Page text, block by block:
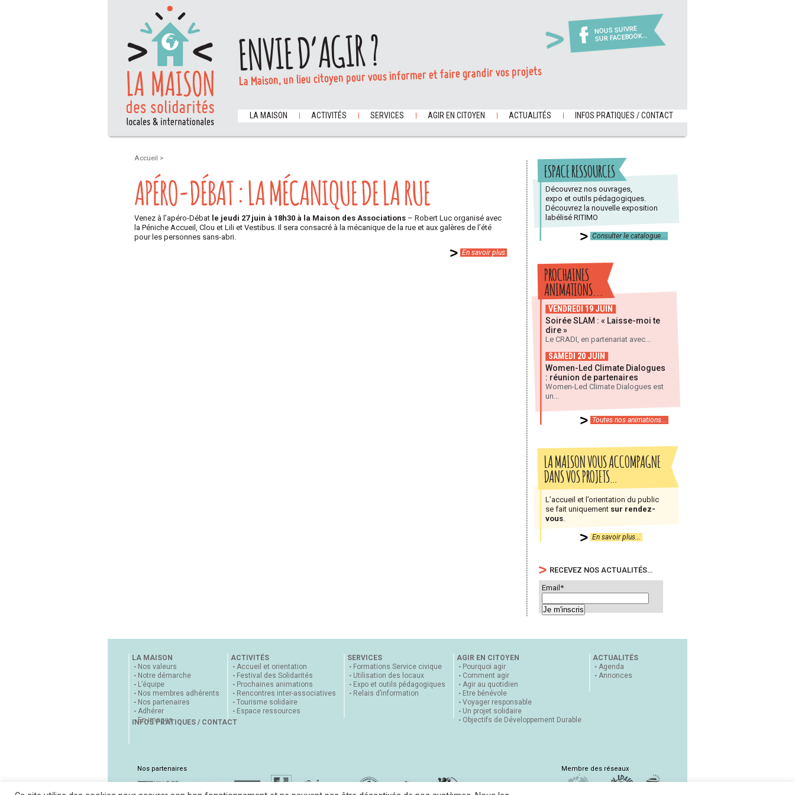
NOUS SUIVRE
SUR FACEBOOK...
ENVIE D’AGIR ?
La Maison, un lieu citoyen pour vous informer et faire grandir vos projets
LA MAISON ACTIVITÉS SERVICES AGIR EN CITOYEN ACTUALITÉS INFOS PRATIQUES / CONTACT
Accueil >
APÉRO-DÉBAT : LA MÉCANIQUE DE LA RUE
Venez à l’apéro-Débat le jeudi 27 juin à 18h30 à la Maison des Associations – Robert Luc organisé avec
la Péniche Accueil, Clou et Lili et Vestibus. Il sera consacré à la mécanique de la rue et aux galères de l’été
pour les personnes sans-abri.
En savoir plus
ESPACE RESSOURCES
Découvrez nos ouvrages,
expo et outils pédagogiques.
Découvrez la nouvelle exposition
labélisé RITIMO
Consulter le catalogue...
PROCHAINES
ANIMATIONS...
VENDREDI 19 JUIN
Soirée SLAM : « Laisse-moi te
dire »
Le CRADI, en partenariat avec...
SAMEDI 20 JUIN
Women-Led Climate Dialogues
: réunion de partenaires
Women-Led Climate Dialogues est
un...
Toutes nos animations...
LA MAISON VOUS ACCOMPAGNE
DANS VOS PROJETS…
L’accueil et l’orientation du public
se fait uniquement sur rendez-
vous
En savoir plus...
RECEVEZ NOS ACTUALITÉS…
Email*
LA MAISON
Nos valeurs
Notre démarche
L’équipe
Nos membres adhérents
Nos partenaires
Adhérer
En images
ACTIVITÉS
Accueil et orientation
Festival des Solidarités
Prochaines animations
Rencontres inter-associatives
Tourisme solidaire
Espace ressources
SERVICES
Formations Service civique
Utilisation des locaux
Expo et outils pédagogiques
Relais d’information
AGIR EN CITOYEN
Pourquoi agir
Comment agir
Agir au quotidien
Etre bénévole
Voyager responsable
Un projet solidaire
Objectifs de Développement Durable
ACTUALITÉS
Agenda
Annonces
INFOS PRATIQUES / CONTACT
Nos partenaires Membre des réseaux